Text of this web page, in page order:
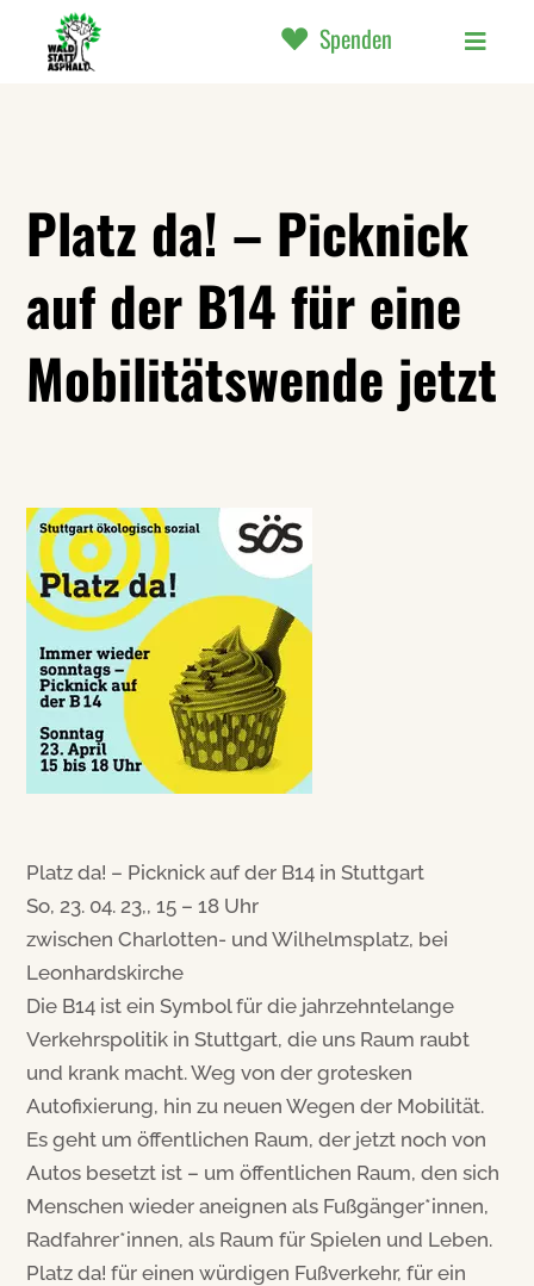
Spenden
Platz da! – Picknick
auf der B14 für eine
Mobilitätswende jetzt
Platz da! – Picknick auf der B14 in Stuttgart
So, 23. 04. 23,, 15 – 18 Uhr
zwischen Charlotten- und Wilhelmsplatz, bei
Leonhardskirche
Die B14 ist ein Symbol für die jahrzehntelange
Verkehrspolitik in Stuttgart, die uns Raum raubt
und krank macht. Weg von der grotesken
Autofixierung, hin zu neuen Wegen der Mobilität.
Es geht um öffentlichen Raum, der jetzt noch von
Autos besetzt ist – um öffentlichen Raum, den sich
Menschen wieder aneignen als Fußgänger*innen,
Radfahrer*innen, als Raum für Spielen und Leben.
Platz da! für einen würdigen Fußverkehr, für ein